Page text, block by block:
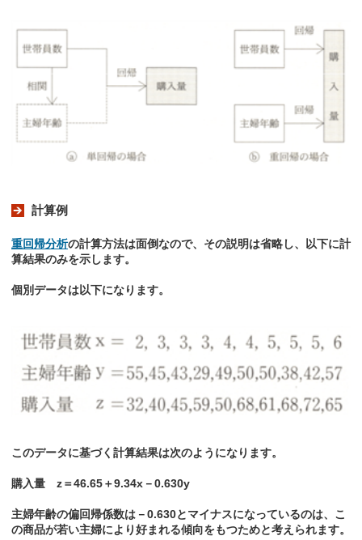
計算例
重回帰分析の計算方法は面倒なので、その説明は省略し、以下に計
算結果のみを示します。
個別データは以下になります。
このデータに基づく計算結果は次のようになります。
購入量 z＝46.65＋9.34x－0.630y
主婦年齢の偏回帰係数は－0.630とマイナスになっているのは、こ
の商品が若い主婦により好まれる傾向をもつためと考えられます。